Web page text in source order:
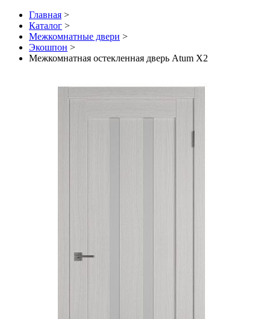
Главная >
Каталог >
Межкомнатные двери >
Экошпон >
Межкомнатная остекленная дверь Atum X2